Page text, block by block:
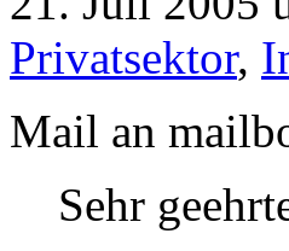
Privatsektor,
Mail an
Sehr